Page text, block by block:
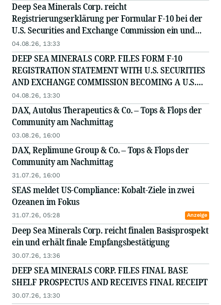
Deep Sea Minerals Corp. reicht
Registrierungserklärung per Formular F-10 bei der
U.S. Securities and Exchange Commission ein und
wird zu einem berichtspflichtigen Unternehmen
nach US-Vorschriften
04.08.26, 13:33
DEEP SEA MINERALS CORP. FILES FORM F-10
REGISTRATION STATEMENT WITH U.S. SECURITIES
AND EXCHANGE COMMISSION BECOMING A U.S.
REPORTING COMPANY
04.08.26, 13:30
DAX, Autolus Therapeutics & Co. – Tops & Flops der
Community am Nachmittag
03.08.26, 16:00
DAX, Replimune Group & Co. – Tops & Flops der
Community am Nachmittag
31.07.26, 16:00
SEAS meldet US-Compliance: Kobalt-Ziele in zwei
Ozeanen im Fokus
31.07.26, 05:28 Anzeige
Deep Sea Minerals Corp. reicht finalen Basisprospekt
ein und erhält finale Empfangsbestätigung
30.07.26, 13:36
DEEP SEA MINERALS CORP. FILES FINAL BASE
SHELF PROSPECTUS AND RECEIVES FINAL RECEIPT
30.07.26, 13:30